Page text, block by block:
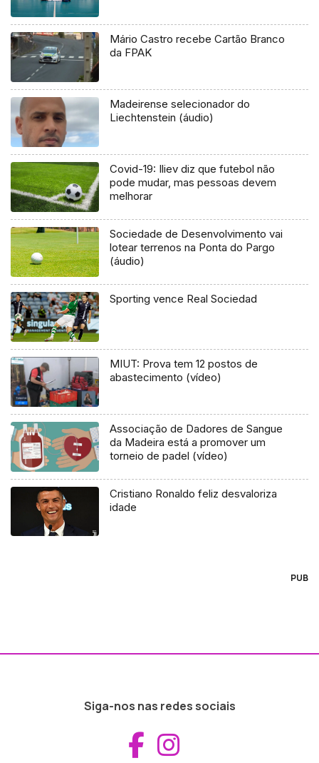
Mário Castro recebe Cartão Branco
da FPAK
Madeirense selecionador do
Liechtenstein (áudio)
Covid-19: Iliev diz que futebol não
pode mudar, mas pessoas devem
melhorar
Sociedade de Desenvolvimento vai
lotear terrenos na Ponta do Pargo
(áudio)
Sporting vence Real Sociedad
MIUT: Prova tem 12 postos de
abastecimento (vídeo)
Associação de Dadores de Sangue
da Madeira está a promover um
torneio de padel (vídeo)
Cristiano Ronaldo feliz desvaloriza
idade
PUB
Siga-nos nas redes sociais
Aceder ao